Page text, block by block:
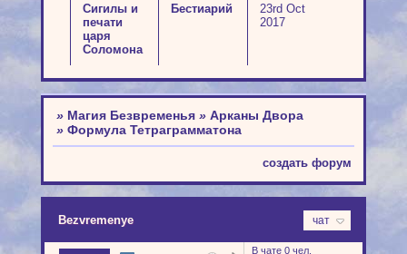
Сигилы и
печати
царя
Соломона
Бестиарий
23rd Oct
2017
» Магия Безвременья » Арканы Двора
» Формула Тетраграмматона
создать форум